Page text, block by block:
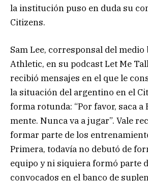
la institución puso en duda su
Citizens.
Sam Lee, corresponsal del
Athletic, en su podcast Let Me
recibió mensajes en el que le
la situación del argentino en el
forma rotunda: “Por favor, saca
mente. Nunca va a jugar”. Vale
formar parte de los
Primera, todavía no debutó de
equipo y ni siquiera formó parte
convocados en el banco de